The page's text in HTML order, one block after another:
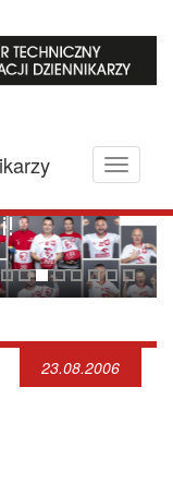
Toggle
23.08.2006